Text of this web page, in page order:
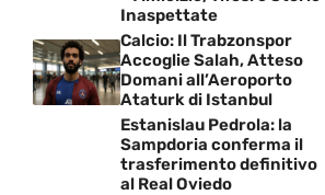
Inaspettate
Calcio: Il Trabzonspor
Accoglie Salah, Atteso
Domani all’Aeroporto
Ataturk di Istanbul
Estanislau Pedrola: la
Sampdoria conferma il
trasferimento definitivo
al Real Oviedo